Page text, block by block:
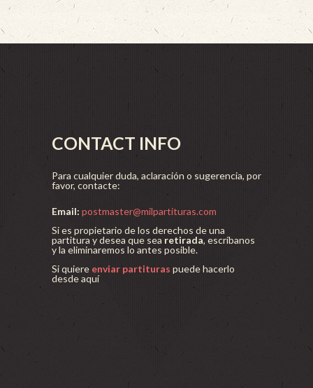
CONTACT INFO
Para cualquier duda, aclaración o sugerencia, por
favor, contacte:
Email: postmaster@milpartituras.com
Si es propietario de los derechos de una
partitura y desea que sea retirada, escríbanos
y la eliminaremos lo antes posible.
Si quiere enviar partituras puede hacerlo
desde aquí